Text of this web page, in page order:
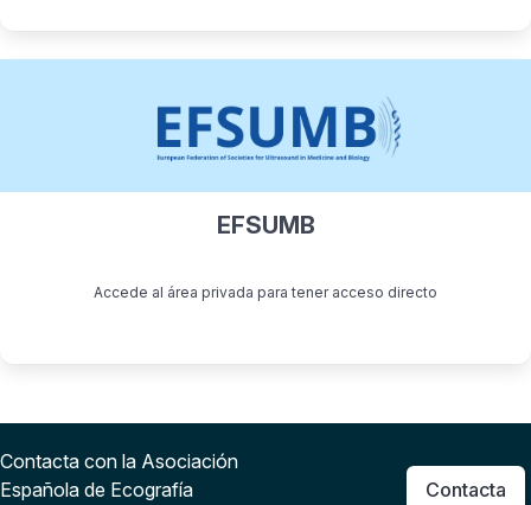
EFSUMB
Accede al área privada para tener acceso directo
Contacta con la Asociación
Española de Ecografía
Contacta